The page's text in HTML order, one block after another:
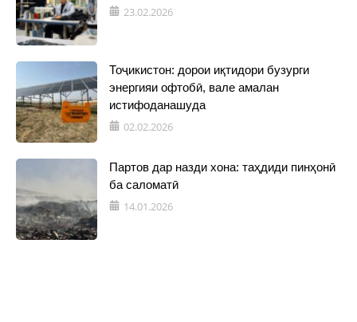
23.02.2026
Тоҷикистон: дорои иқтидори бузурги
энергияи офтобӣ, вале амалан
истифоданашуда
02.02.2026
Партов дар назди хона: таҳдиди пинҳонӣ
ба саломатӣ
14.01.2026